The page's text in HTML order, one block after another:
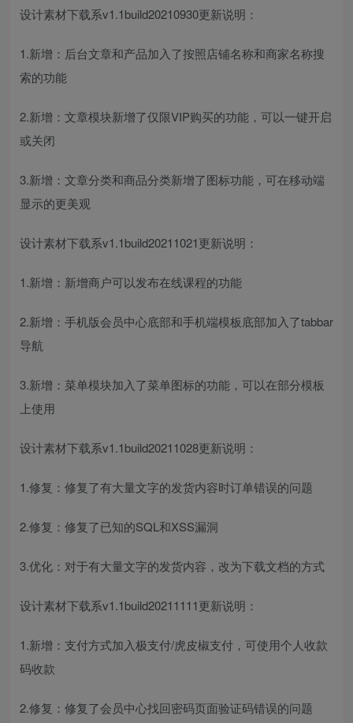
设计素材下载系v1.1build20210930更新说明：
1.新增：后台文章和产品加入了按照店铺名称和商家名称搜
索的功能
2.新增：文章模块新增了仅限VIP购买的功能，可以一键开启
或关闭
3.新增：文章分类和商品分类新增了图标功能，可在移动端
显示的更美观
设计素材下载系v1.1build20211021更新说明：
1.新增：新增商户可以发布在线课程的功能
2.新增：手机版会员中心底部和手机端模板底部加入了tabbar
导航
3.新增：菜单模块加入了菜单图标的功能，可以在部分模板
上使用
设计素材下载系v1.1build20211028更新说明：
1.修复：修复了有大量文字的发货内容时订单错误的问题
2.修复：修复了已知的SQL和XSS漏洞
3.优化：对于有大量文字的发货内容，改为下载文档的方式
设计素材下载系v1.1build20211111更新说明：
1.新增：支付方式加入极支付/虎皮椒支付，可使用个人收款
码收款
2.修复：修复了会员中心找回密码页面验证码错误的问题